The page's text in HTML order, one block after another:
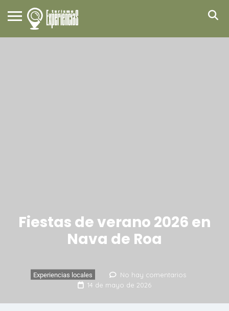
Fiestas de verano 2026 en
Nava de Roa
Experiencias locales
No hay comentarios
14 de mayo de 2026